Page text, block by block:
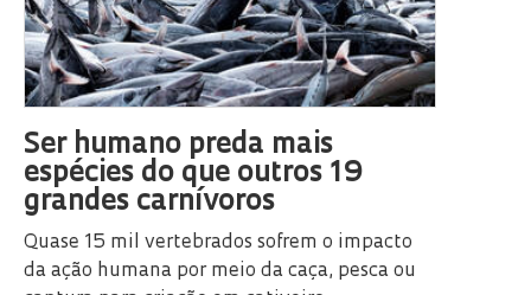
Ser humano preda mais
espécies do que outros 19
grandes carnívoros
Quase 15 mil vertebrados sofrem o impacto
da ação humana por meio da caça, pesca ou